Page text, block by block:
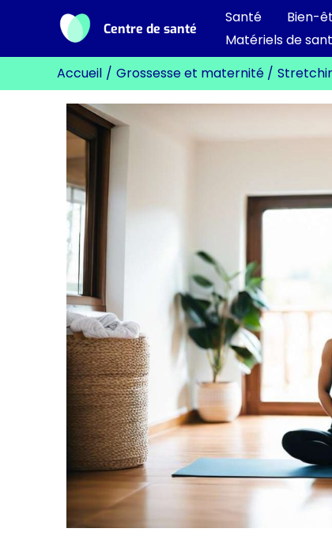
contenu
Centre de santé
Santé Bien-
Matériels de
Accueil Grossesse et maternité